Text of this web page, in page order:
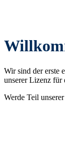
Wir sind der erste
unserer Lizenz für
Werde Teil